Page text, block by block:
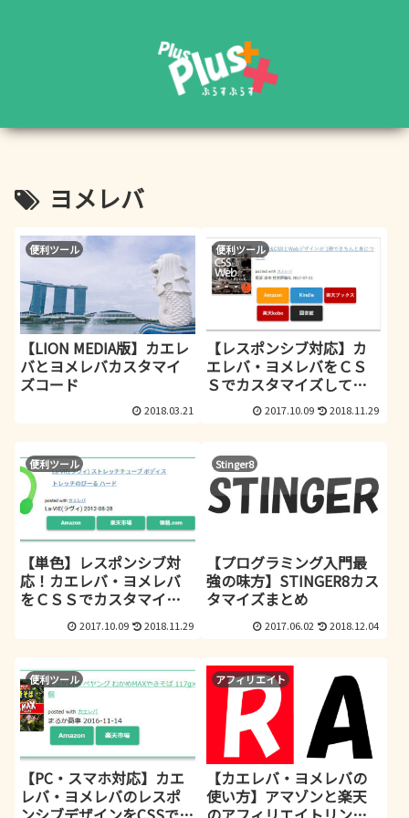
ヨメレバ
便利ツール
【LION MEDIA版】カエレ
バとヨメレバカスタマイ
ズコード
2018.03.21
便利ツール
【レスポンシブ対応】カ
エレバ・ヨメレバをＣＳ
Ｓでカスタマイズしてお
しゃれに紹介する！【ス
マホ・価格.com・図書館
2017.10.09 2018.11.29
便利ツール
【単色】レスポンシブ対
応！カエレバ・ヨメレバ
をＣＳＳでカスタマイ
ズ！！【価格.com・図書
館対応】2017.10.09 2018.11.29
Stinger8
【プログラミング入門最
強の味方】STINGER8カス
タマイズまとめ
2017.06.02 2018.12.04
便利ツール
【PC・スマホ対応】カエ
レバ・ヨメレバのレスポ
アフィリエイト
【カエレバ・ヨメレバの
使い方】アマゾンと楽天